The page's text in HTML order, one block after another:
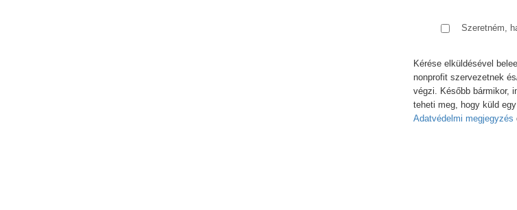
Szeretném,
Kérése elküldésével
nonprofit szervezetnek
végzi. Később bármikor,
teheti meg, hogy küld
Adatvédelmi megjegyzés